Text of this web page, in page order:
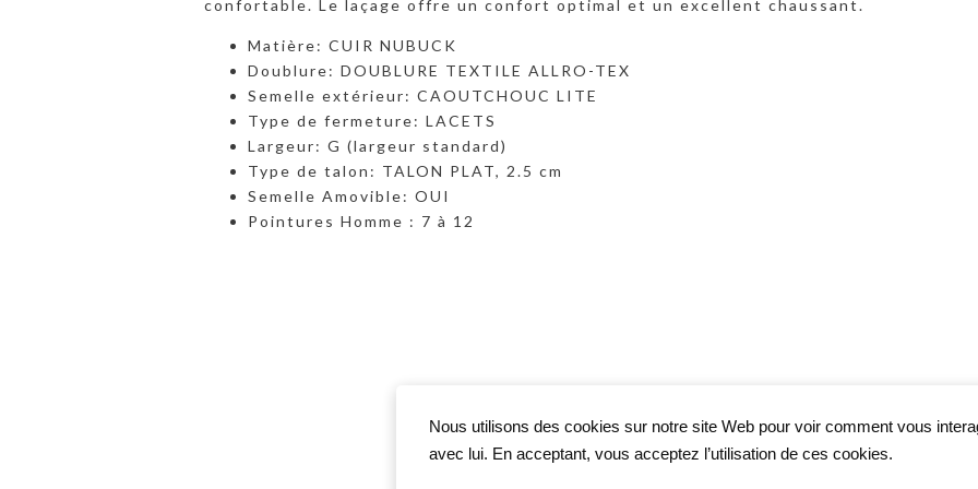
confortable. Le laçage offre un confort optimal et un excellent chaussant.
Matière: CUIR NUBUCK
Doublure: DOUBLURE TEXTILE ALLRO-TEX
Semelle extérieur: CAOUTCHOUC LITE
Type de fermeture: LACETS
Largeur: G (largeur standard)
Type de talon: TALON PLAT, 2.5 cm
Semelle Amovible: OUI
Pointures Homme : 7 à 12
Nous utilisons des cookies sur notre site Web pour voir comment vous
avec lui. En acceptant, vous acceptez l’utilisation de ces cookies.